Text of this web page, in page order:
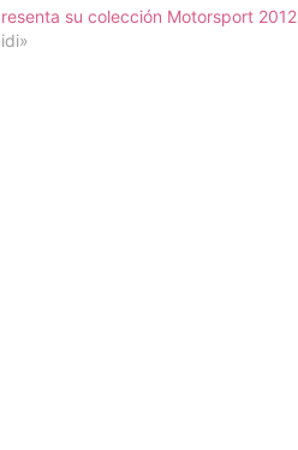
su colección Motorsport 2012